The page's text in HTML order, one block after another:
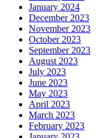
January 2024
December 2023
November 2023
October 2023
September 2023
August 2023
July 2023
June 2023
May 2023
April 2023
March 2023
February 2023